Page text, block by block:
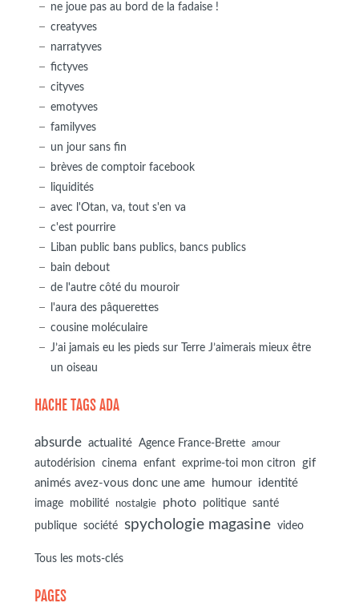
ne joue pas au bord de la fadaise !
creatyves
narratyves
fictyves
cityves
emotyves
familyves
un jour sans fin
brèves de comptoir facebook
liquidités
avec l'Otan, va, tout s'en va
c'est pourrire
Liban public bans publics, bancs publics
bain debout
de l'autre côté du mouroir
l'aura des pâquerettes
cousine moléculaire
J’ai jamais eu les pieds sur Terre J’aimerais mieux être
un oiseau
HACHE TAGS ADA
absurde actualité Agence France-Brette amour
autodérision cinema enfant exprime-toi mon citron
gif
animés avez-vous donc une ame
humour identité
image mobilité nostalgie photo politique
santé
publique
société spychologie magasine video
Tous les mots-clés
PAGES